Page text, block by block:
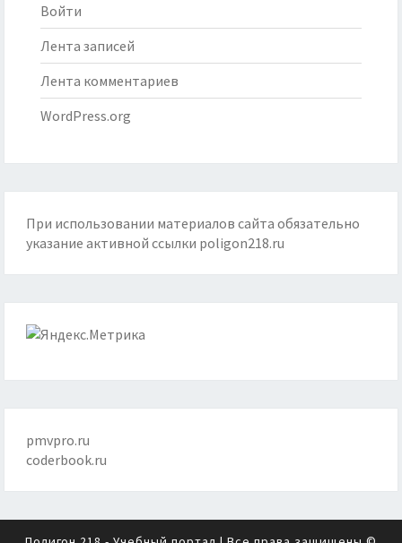
Войти
Лента записей
Лента комментариев
WordPress.org
При использовании материалов сайта обязательно
указание активной ссылки poligon218.ru
pmvpro.ru
coderbook.ru